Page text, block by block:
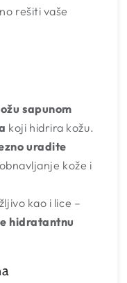
rešiti vaše
sapunom
koji hidrira kožu.
uradite
kože i
kao i lice –
hidratantnu